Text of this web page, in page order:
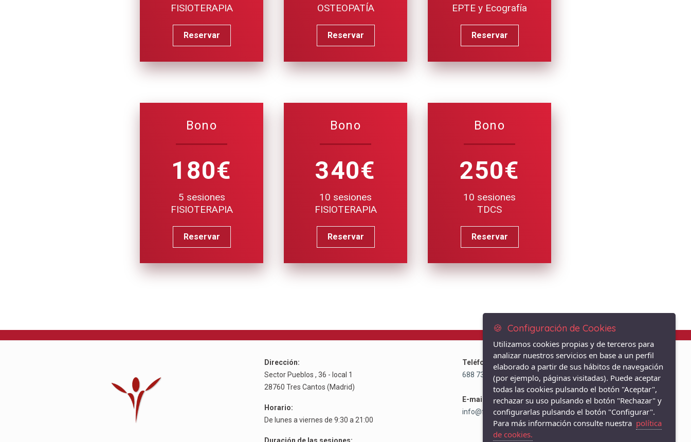
FISIOTERAPIA
Reservar
OSTEOPATÍA
Reservar
EPTE y Ecografía
Reservar
Bono
180€
5 sesiones
FISIOTERAPIA
Reservar
Bono
340€
10 sesiones
FISIOTERAPIA
Reservar
Bono
250€
10 sesiones
TDCS
Reservar
Dirección:
Sector Pueblos , 36 - local 1
28760 Tres Cantos (Madrid)
Horario:
De lunes a viernes de 9:30 a 21:00
Teléfono:
688 738 860
91 804 26 44
E-mail:
info@fisio3cantos.com
🍪 Configuración de Cookies
Utilizamos cookies propias y de terceros para
analizar nuestros servicios en base a un perfil
elaborado a partir de sus hábitos de navegación
(por ejemplo, páginas visitadas). Puede aceptar
todas las cookies pulsando el botón "Aceptar",
rechazar su uso pulsando el botón "Rechazar" y
configurarlas pulsando el botón "Configurar".
Para más información consulte nuestra política
de cookies.